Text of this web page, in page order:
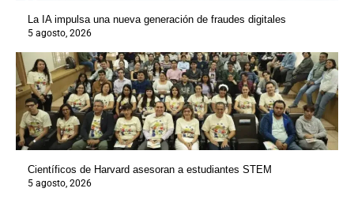
La IA impulsa una nueva generación de fraudes digitales
5 agosto, 2026
Científicos de Harvard asesoran a estudiantes STEM
5 agosto, 2026